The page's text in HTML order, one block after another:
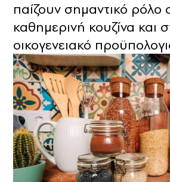
παίζουν σημαντικό ρόλο
καθημερινή κουζίνα και
οικογενειακό